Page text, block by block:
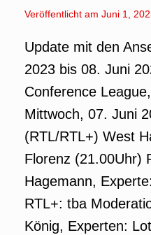
Veröffentlicht am Juni 1,
Update mit den
2023 bis 08. Juni
Conference
Mittwoch, 07. Juni
(RTL/RTL+) West
Florenz (21.00Uhr)
Hagemann,
RTL+: tba
König, Experten: